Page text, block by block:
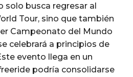
solo busca regresar al
Tour, sino que también
Campeonato del Mundo
celebrará a principios de
evento llega en un
podría consolidarse